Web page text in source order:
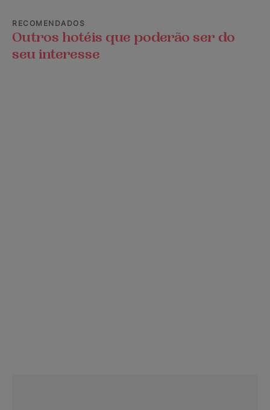
RECOMENDADOS
Outros hotéis que poderão ser do
seu interesse